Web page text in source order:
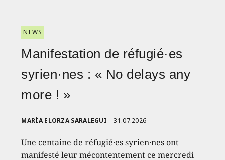
NEWS
Manifestation de réfugié·es
syrien·nes : « No delays any
more ! »
MARÍA ELORZA SARALEGUI 31.07.2026
Une centaine de réfugié·es syrien·nes ont
manifesté leur mécontentement ce mercredi